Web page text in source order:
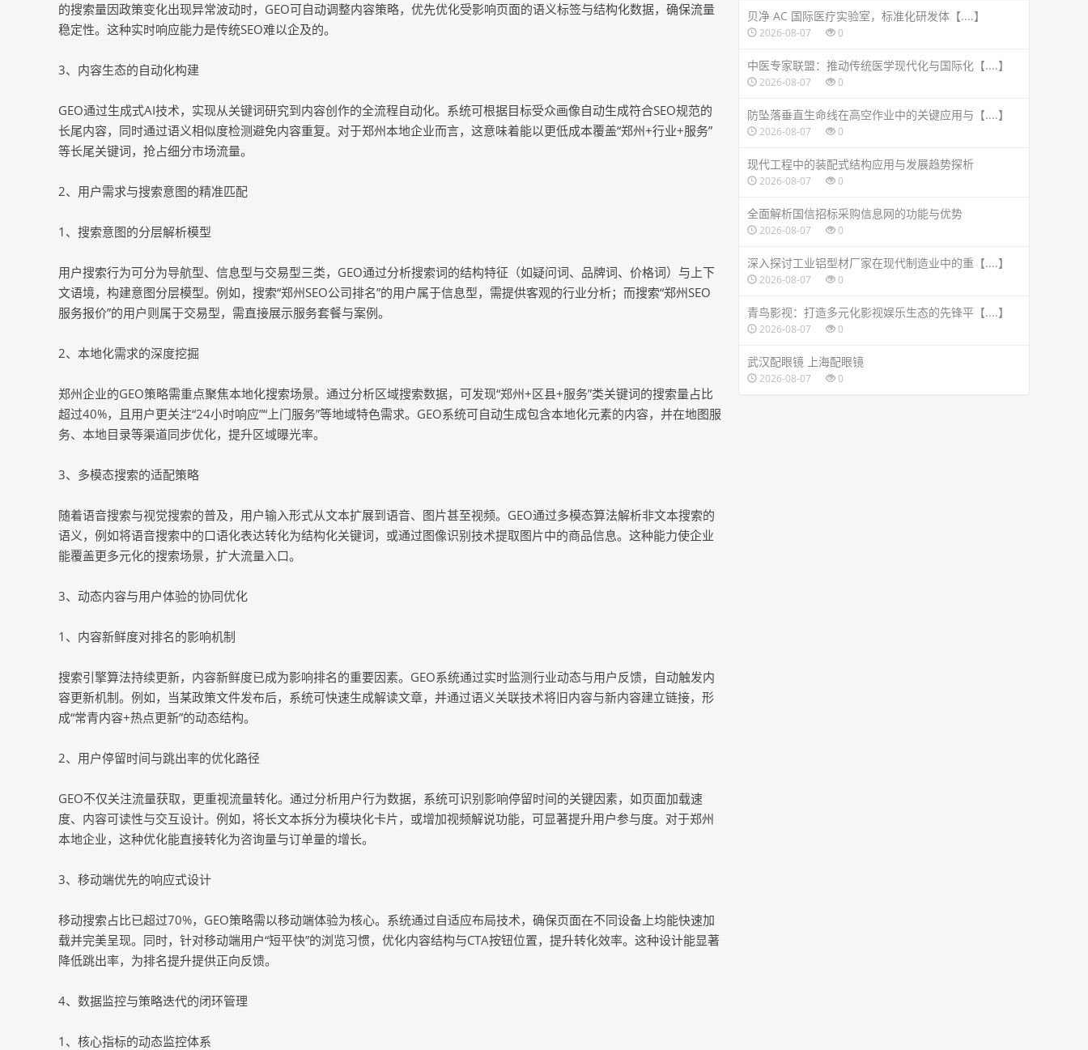
的搜索量因政策变化出现异常波动时，GEO可自动调整内容策略，优先优化受影响页面的语义标签与结构化数据，确保流量
稳定性。这种实时响应能力是传统SEO难以企及的。
3、内容生态的自动化构建
GEO通过生成式AI技术，实现从关键词研究到内容创作的全流程自动化。系统可根据目标受众画像自动生成符合SEO规范的
长尾内容，同时通过语义相似度检测避免内容重复。对于郑州本地企业而言，这意味着能以更低成本覆盖“郑州+行业+服务”
等长尾关键词，抢占细分市场流量。
2、用户需求与搜索意图的精准匹配
1、搜索意图的分层解析模型
用户搜索行为可分为导航型、信息型与交易型三类，GEO通过分析搜索词的结构特征（如疑问词、品牌词、价格词）与上下
文语境，构建意图分层模型。例如，搜索“郑州SEO公司排名”的用户属于信息型，需提供客观的行业分析；而搜索“郑州SEO
服务报价”的用户则属于交易型，需直接展示服务套餐与案例。
2、本地化需求的深度挖掘
郑州企业的GEO策略需重点聚焦本地化搜索场景。通过分析区域搜索数据，可发现“郑州+区县+服务”类关键词的搜索量占比
超过40%，且用户更关注“24小时响应”“上门服务”等地域特色需求。GEO系统可自动生成包含本地化元素的内容，并在地图服
务、本地目录等渠道同步优化，提升区域曝光率。
3、多模态搜索的适配策略
随着语音搜索与视觉搜索的普及，用户输入形式从文本扩展到语音、图片甚至视频。GEO通过多模态算法解析非文本搜索的
语义，例如将语音搜索中的口语化表达转化为结构化关键词，或通过图像识别技术提取图片中的商品信息。这种能力使企业
能覆盖更多元化的搜索场景，扩大流量入口。
3、动态内容与用户体验的协同优化
1、内容新鲜度对排名的影响机制
搜索引擎算法持续更新，内容新鲜度已成为影响排名的重要因素。GEO系统通过实时监测行业动态与用户反馈，自动触发内
容更新机制。例如，当某政策文件发布后，系统可快速生成解读文章，并通过语义关联技术将旧内容与新内容建立链接，形
成“常青内容+热点更新”的动态结构。
2、用户停留时间与跳出率的优化路径
GEO不仅关注流量获取，更重视流量转化。通过分析用户行为数据，系统可识别影响停留时间的关键因素，如页面加载速
度、内容可读性与交互设计。例如，将长文本拆分为模块化卡片，或增加视频解说功能，可显著提升用户参与度。对于郑州
本地企业，这种优化能直接转化为咨询量与订单量的增长。
3、移动端优先的响应式设计
移动搜索占比已超过70%，GEO策略需以移动端体验为核心。系统通过自适应布局技术，确保页面在不同设备上均能快速加
载并完美呈现。同时，针对移动端用户“短平快”的浏览习惯，优化内容结构与CTA按钮位置，提升转化效率。这种设计能显著
降低跳出率，为排名提升提供正向反馈。
4、数据监控与策略迭代的闭环管理
1、核心指标的动态监控体系
贝净 AC 国际医疗实验室，标准化研发体【....】
2026-08-07 0
中医专家联盟：推动传统医学现代化与国际化【....】
2026-08-07 0
防坠落垂直生命线在高空作业中的关键应用与【....】
2026-08-07 0
现代工程中的装配式结构应用与发展趋势探析
2026-08-07 0
全面解析国信招标采购信息网的功能与优势
2026-08-07 0
深入探讨工业铝型材厂家在现代制造业中的重【....】
2026-08-07 0
青鸟影视：打造多元化影视娱乐生态的先锋平【....】
2026-08-07 0
武汉配眼镜 上海配眼镜
2026-08-07 0